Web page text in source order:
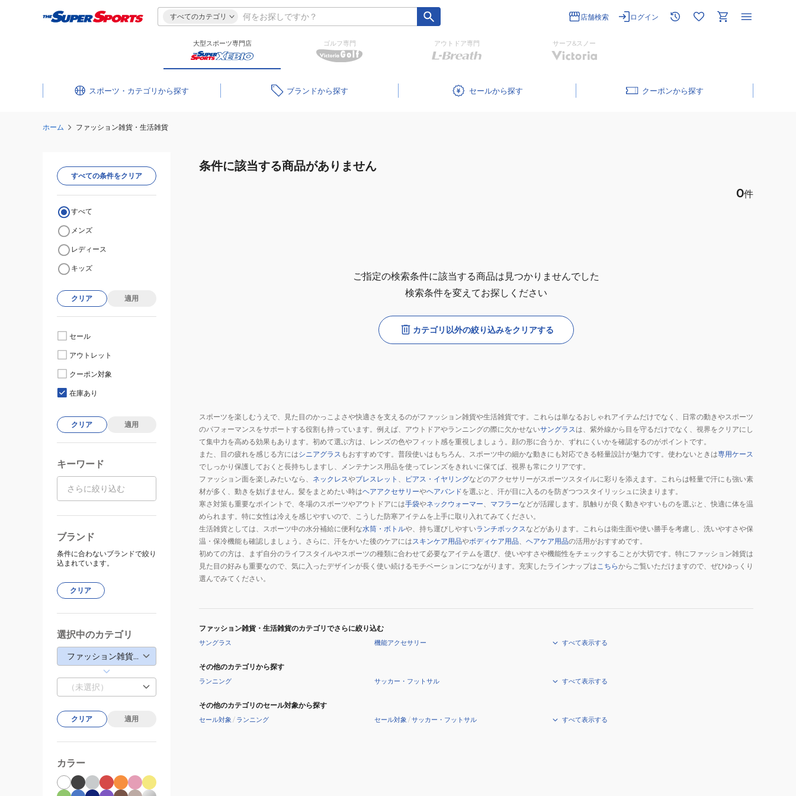
すべてのカテゴリ 店舗検索 ログイン
大型スポーツ専門店 ゴルフ専門 アウトドア専門 サーフ&スノー
スポーツ・カテゴリ ブランド セール クーポン
ホーム ファッション雑貨・生活雑貨
条件に該当する商品がありません
0件
ご指定の検索条件に該当する商品は見つかりませんでした
検索条件を変えてお探しください
カテゴリ以外の絞り込みをクリアする
スポーツを楽しむうえで、見た目のかっこよさや快適さを支えるのがファッション雑貨や生活雑貨です。これらは単なるおしゃれアイテムだけでなく、日常の動きやスポーツ
のパフォーマンスをサポートする役割も持っています。例えば、アウトドアやランニングの際に欠かせないサングラス は、紫外線から目を守るだけでなく、視界をクリアにし
て集中力を高める効果もあります。初めて選ぶ方は、レンズの色やフィット感を重視しましょう。顔の形に合うか、ずれにくいかを確認するのがポイントです。
また、目の疲れを感じる方にはシニアグラス もおすすめです。普段使いはもちろん、スポーツ中の細かな動きにも対応できる軽量設計が魅力です。使わないときは専用ケース
でしっかり保護しておくと長持ちしますし、メンテナンス用品を使ってレンズをきれいに保てば、視界も常にクリアです。
ファッション面を楽しみたいなら、 ネックレスやブレスレット ピアス・イヤリングなどのアクセサリーがスポーツスタイルに彩りを添えます。これらは軽量で汗にも強い素
材が多く、動きを妨げません。髪をまとめたい時はヘアアクセサリーやヘアバンドを選ぶと、汗が目に入るのを防ぎつつスタイリッシュに決まります。
寒さ対策も重要なポイントで、冬場のスポーツやアウトドアには手袋やネックウォーマー マフラーなどが活躍します。肌触りが良く動きやすいものを選ぶと、快適に体を温
められます。特に女性は冷えを感じやすいので、こうした防寒アイテムを上手に取り入れてみてください。
生活雑貨としては、スポーツ中の水分補給に便利な水筒・ボトルや、持ち運びしやすいランチボックス などがあります。これらは衛生面や使い勝手を考慮し、洗いやすさや保
温・保冷機能も確認しましょう。さらに、汗をかいた後のケアには スキンケア用品やボディケア用品 ヘアケア用品の活用がおすすめです。
初めての方は、まず自分のライフスタイルやスポーツの種類に合わせて必要なアイテムを選び、使いやすさや機能性をチェックすることが大切です。特にファッション雑貨は
見た目の好みも重要なので、気に入ったデザインが長く使い続けるモチベーションにつながります。充実したラインナップは こちらからご覧いただけますので、ぜひゆっくり
選んでみてください。
ファッション雑貨・生活雑貨のカテゴリでさらに絞り込む
サングラス 機能アクセサリー すべて表示する
その他のカテゴリから探す
ランニング サッカー・フットサル すべて表示する
その他のカテゴリのセール対象から探す
セール対象 / ランニング セール対象 /サッカー・フットサル すべて表示する
すべての条件をクリア
すべて
メンズ
レディース
キッズ
クリア 適用
セール
アウトレット
クーポン対象
在庫あり
クリア 適用
キーワード
ブランド
条件に合わないブランドで絞り
込まれています。
クリア
選択中のカテゴリ
ファッション雑貨・生活雑貨
（未選択）
クリア 適用
カラー